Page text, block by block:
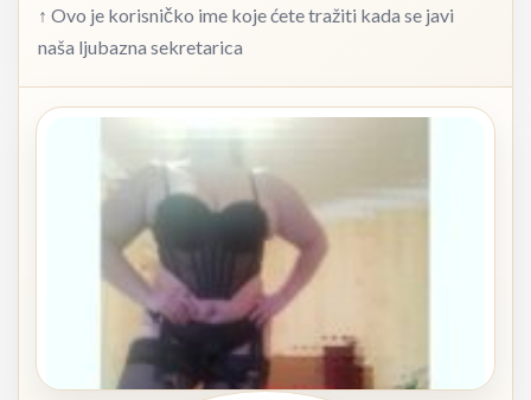
↑ Ovo je korisničko ime koje ćete tražiti kada se javi
naša ljubazna sekretarica